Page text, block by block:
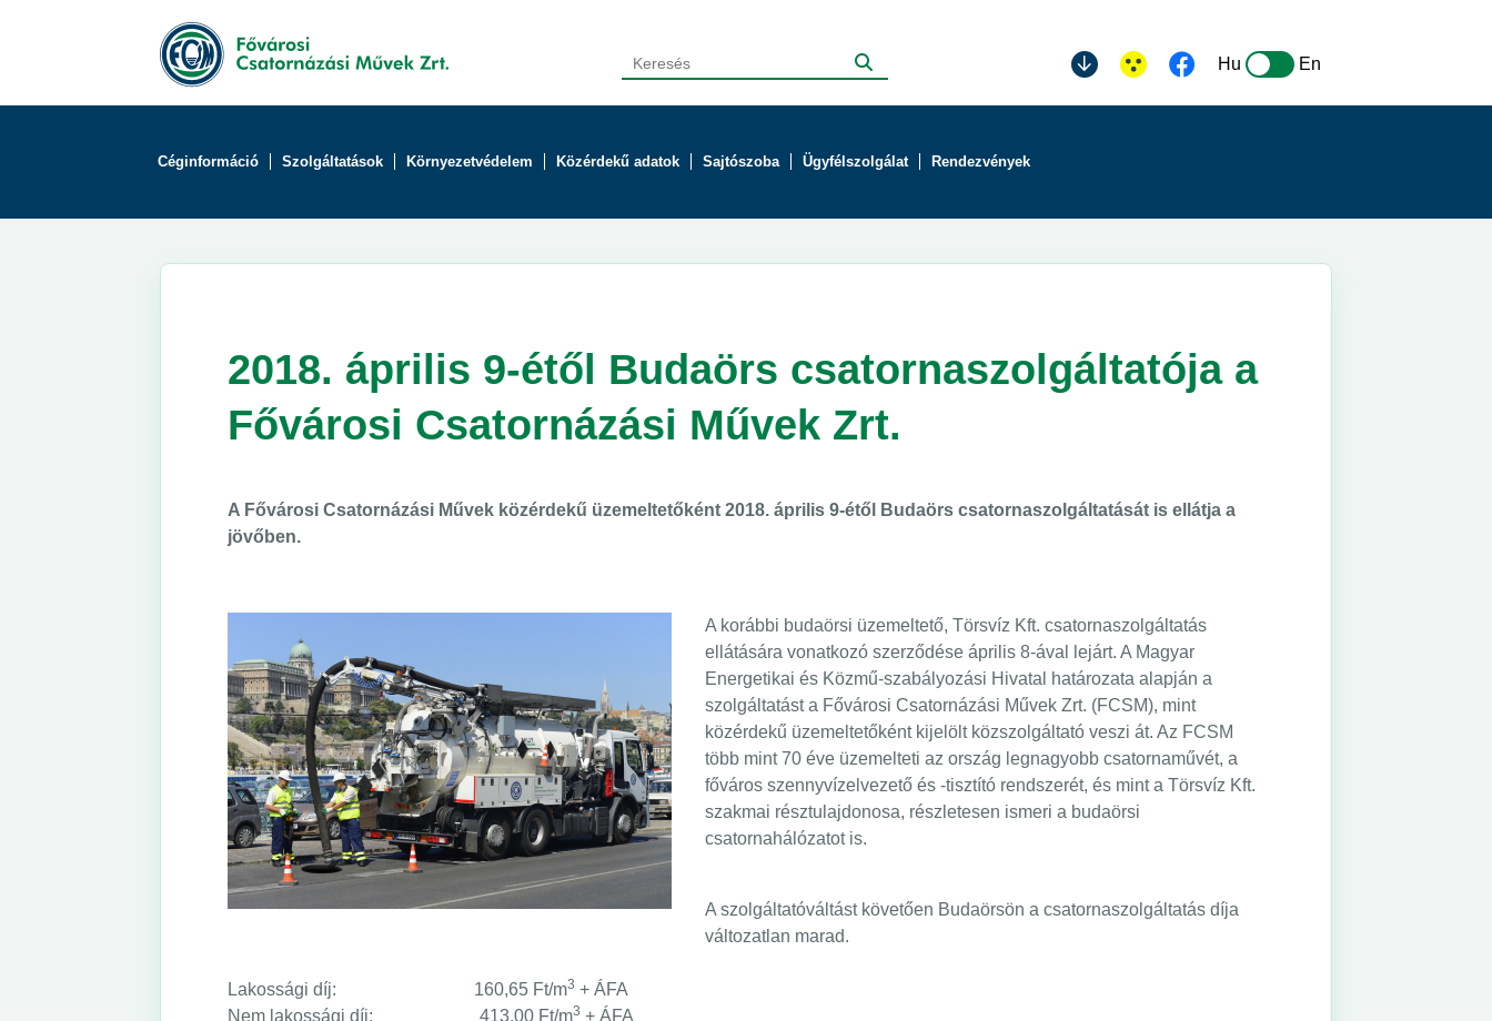
Hu En
Céginformáció Szolgáltatások Környezetvédelem Közérdekű adatok Sajtószoba Ügyfélszolgálat Rendezvények
2018. április 9-étől Budaörs csatornaszolgáltatója a
Fővárosi Csatornázási Művek Zrt.
A Fővárosi Csatornázási Művek közérdekű üzemeltetőként 2018. április 9-étől Budaörs csatornaszolgáltatását is ellátja a
jövőben.
A korábbi budaörsi üzemeltető, Törsvíz Kft. csatornaszolgáltatás
ellátására vonatkozó szerződése április 8-ával lejárt. A Magyar
Energetikai és Közmű-szabályozási Hivatal határozata­­ alapján a
szolgáltatást a Fővárosi Csatornázási Művek Zrt. (FCSM), mint
közérdekű üzemeltetőként kijelölt közszolgáltató veszi át. Az FCSM
több mint 70 éve üzemelteti az ország legnagyobb csatornaművét, a
főváros szennyvízelvezető és -tisztító rendszerét, és mint a Törsvíz Kft.
szakmai résztulajdonosa, részletesen ismeri a budaörsi
csatornahálózatot is.
A szolgáltatóváltást követően Budaörsön a csatornaszolgáltatás díja
változatlan marad.
Lakossági díj: 160,65 Ft/m3 + ÁFA
Nem lakossági díj: 413,00 Ft/m3 + ÁFA